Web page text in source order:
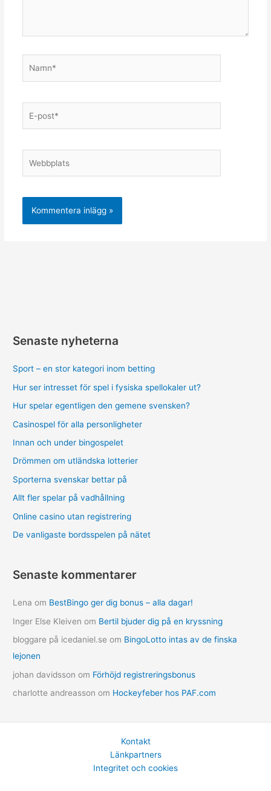
post*
Senaste nyheterna
Sport – en stor kategori inom betting
Hur ser intresset för spel i fysiska spellokaler ut?
Hur spelar egentligen den gemene svensken?
Casinospel för alla personligheter
Innan och under bingospelet
Drömmen om utländska lotterier
Sporterna svenskar bettar på
Allt fler spelar på vadhållning
Online casino utan registrering
De vanligaste bordsspelen på nätet
Senaste kommentarer
Lena om BestBingo ger dig bonus – alla dagar!
Inger Else Kleiven om Bertil bjuder dig på en kryssning
bloggare på icedaniel.se om BingoLotto intas av de finska
lejonen
johan davidsson om Förhöjd registreringsbonus
charlotte andreasson om Hockeyfeber hos PAF.com
Kontakt
Länkpartners
Integritet och cookies